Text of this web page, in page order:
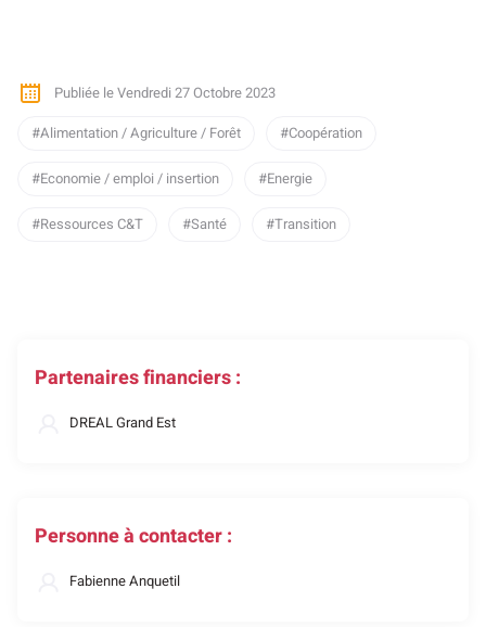
Publiée le Vendredi 27 Octobre 2023
Alimentation / Agriculture / Forêt
Coopération
Economie / emploi / insertion Energie
Ressources C&T Santé Transition
Partenaires financiers :
DREAL Grand Est
Personne à contacter :
Fabienne Anquetil